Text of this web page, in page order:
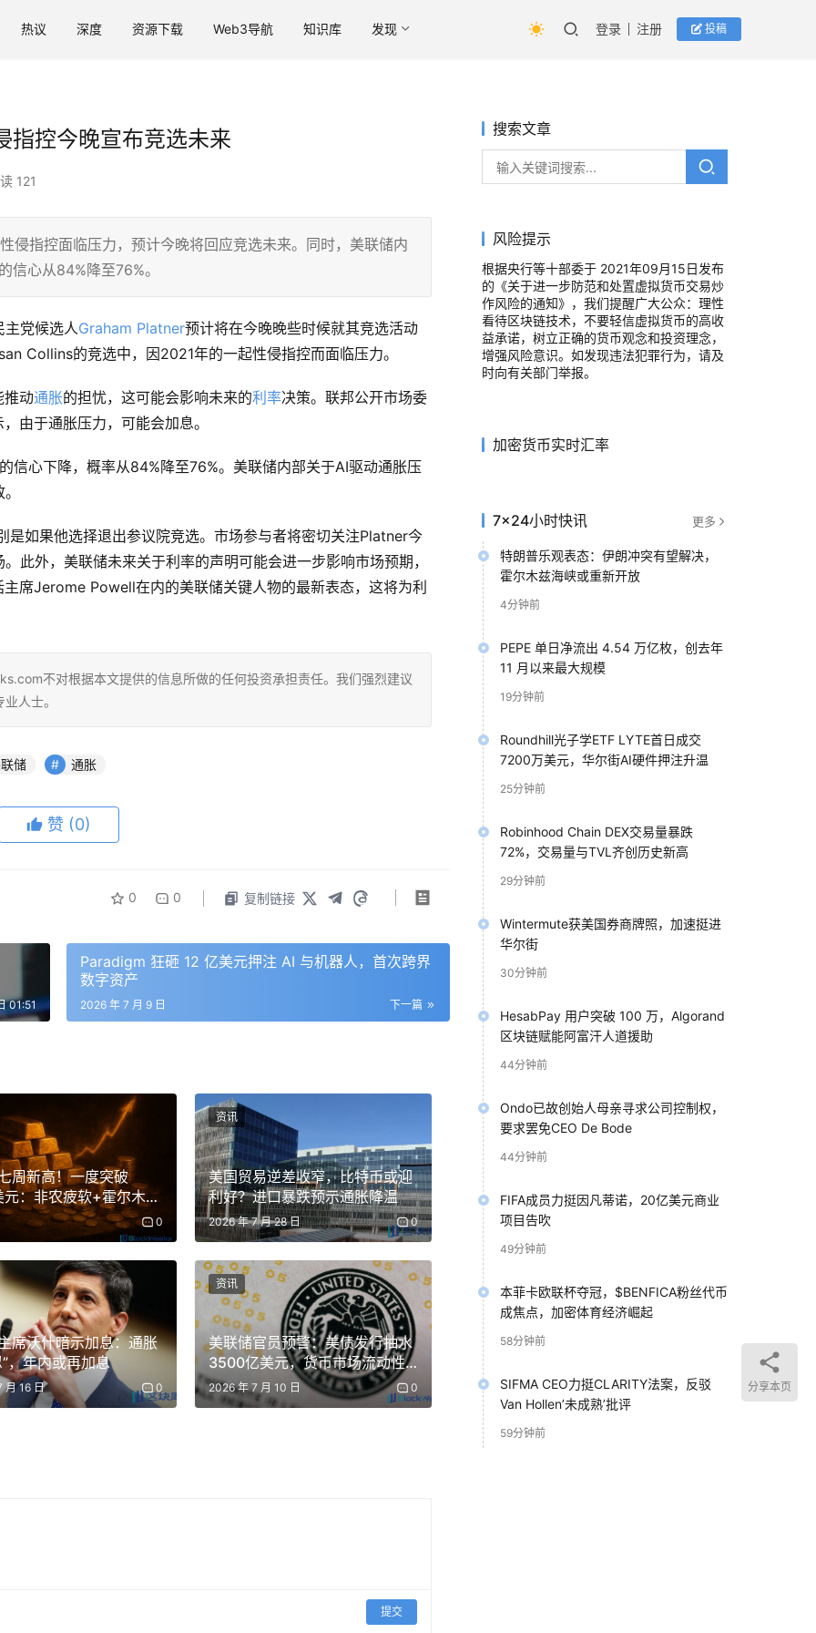
热议 深度 资源下载 Web3导航 知识库 发现 登录 注册 投稿
指控今晚宣布竞选未来
121
侵指控面临压力，预计今晚将回应竞选未来。同时，美联储内
信心从84%降至76%。
主党候选人Graham Platner预计将在今晚晚些时候就其竞选活动
Collins的竞选中，因2021年的一起性侵指控而面临压力。
推动通胀的担忧，这可能会影响未来的利率决策。联邦公开市场委
由于通胀压力，可能会加息。
信心下降，概率从84%降至76%。美联储内部关于AI驱动通胀压
是如果他选择退出参议院竞选。市场参与者将密切关注Platner今
此外，美联储未来关于利率的声明可能会进一步影响市场预期，
席Jerome Powell在内的美联储关键人物的最新表态，这将为利
不对根据本文提供的信息所做的任何投资承担责任。我们强烈建议
人士。
储 通胀
赞 (0)
0 0 复制链接
01:51
Paradigm 狂砸 12 亿美元押注 AI 与机器人，首次跨界
数字资产
下一篇
2026 年 7 月 9 日
周新高！一度突破
：非农疲软+霍尔木兹
助攻
0
美国贸易逆差收窄，比特币或迎
利好？进口暴跌预示通胀降温
2026 年 7 月 28 日 0
资讯
席沃什暗示加息：通胀
，年内或再加息
月 16 日 0
美联储官员预警：美债发行抽水
3500亿美元，货币市场流动性
承压
2026 年 7 月 10 日 0
资讯
提交
搜索文章
风险提示
根据央行等十部委于 2021年09月15日发布
的《关于进一步防范和处置虚拟货币交易炒
作风险的通知》，我们提醒广大公众：理性
看待区块链技术，不要轻信虚拟货币的高收
益承诺，树立正确的货币观念和投资理念，
增强风险意识。如发现违法犯罪行为，请及
时向有关部门举报。
加密货币实时汇率
7×24小时快讯 更多
特朗普乐观表态：伊朗冲突有望解决，
霍尔木兹海峡或重新开放
4分钟前
PEPE 单日净流出 4.54 万亿枚，创去年
11 月以来最大规模
19分钟前
Roundhill光子学ETF LYTE首日成交
7200万美元，华尔街AI硬件押注升温
25分钟前
Robinhood Chain DEX交易量暴跌
72%，交易量与TVL齐创历史新高
29分钟前
Wintermute获美国券商牌照，加速挺进
华尔街
30分钟前
HesabPay 用户突破 100 万，Algorand
区块链赋能阿富汗人道援助
44分钟前
Ondo已故创始人母亲寻求公司控制权，
要求罢免CEO De Bode
44分钟前
FIFA成员力挺因凡蒂诺，20亿美元商业
项目告吹
49分钟前
本菲卡欧联杯夺冠，$BENFICA粉丝代币
成焦点，加密体育经济崛起
58分钟前
SIFMA CEO力挺CLARITY法案，反驳
Van Hollen’未成熟’批评
59分钟前
分享本页